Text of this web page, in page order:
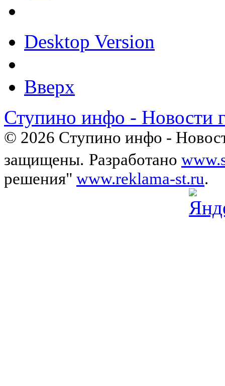
Desktop Version
Вверх
Ступино инфо - Новости
© 2026 Ступино инфо -
защищены. Разработано
решения" www.reklama-st.ru.